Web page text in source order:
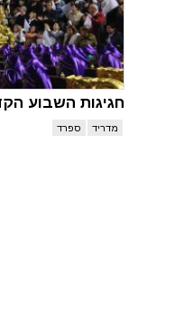
חגיגות השבוע
מדריד ספרד